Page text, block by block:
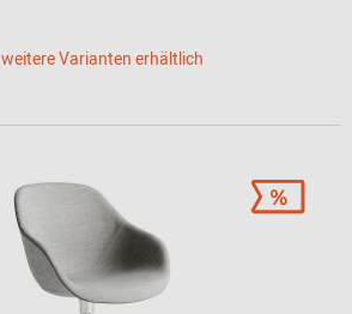
weitere Varianten erhältlich